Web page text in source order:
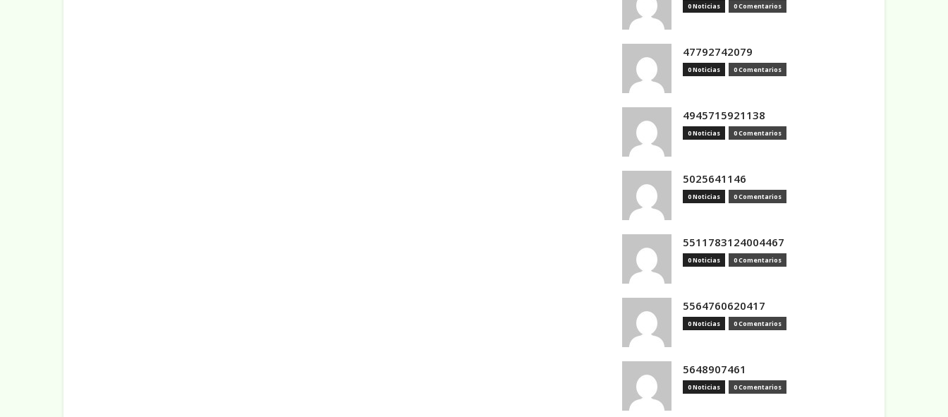
0 Noticias 0 Comentarios
47792742079
0 Noticias 0 Comentarios
4945715921138
0 Noticias 0 Comentarios
5025641146
0 Noticias 0 Comentarios
5511783124004467
0 Noticias 0 Comentarios
5564760620417
0 Noticias 0 Comentarios
5648907461
0 Noticias 0 Comentarios